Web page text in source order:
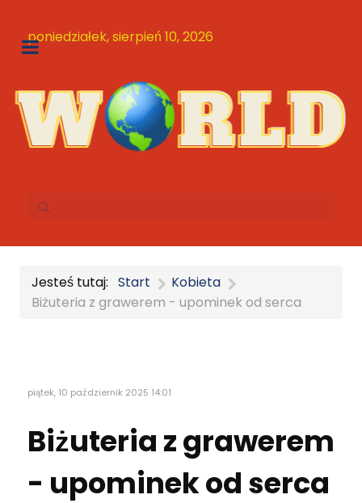
poniedziałek, sierpień 10, 2026
Jesteś tutaj: Start
Kobieta
Biżuteria z grawerem - upominek od serca
piątek, 10 październik 2025 14:01
Biżuteria z grawerem
- upominek od serca